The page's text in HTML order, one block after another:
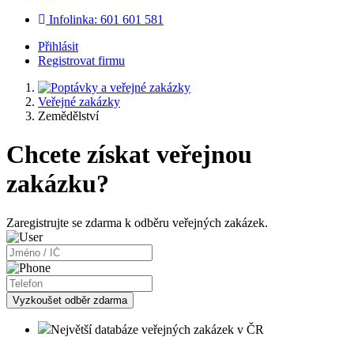
Infolinka: 601 601 581
Přihlásit
Registrovat firmu
Veřejné zakázky
Zemědělství
Chcete získat veřejnou
zakázku?
Zaregistrujte se zdarma k odběru veřejných zakázek.
Vyzkoušet odběr zdarma
Největší databáze veřejných zakázek v ČR